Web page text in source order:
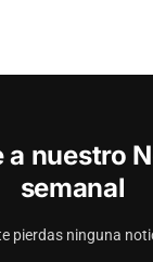
a nuestro
semanal
pierdas ninguna